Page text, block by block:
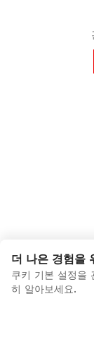
더 나은 경험을
쿠키 기본 설정을
히 알아보세요.